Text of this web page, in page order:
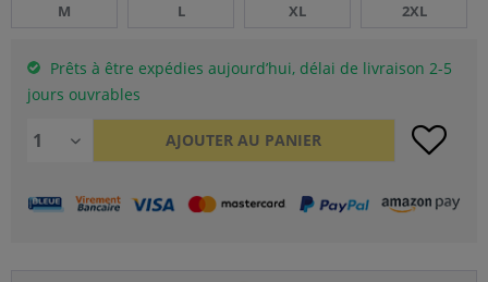
M
L XL 2XL
Prêts à être expédies aujourd’hui, délai de livraison 2-5
jours ouvrables
AJOUTER AU PANIER